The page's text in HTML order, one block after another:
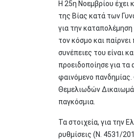
Η 25η Νοεμβρίου
της Βίας κατά των
για την καταπολέμηση
τον κόσμο και
συνέπειες του είναι
προειδοποίησε για
φαινόμενο πανδημίας.
Θεμελιωδών
παγκόσμια.
Τα στοιχεία, για την
ρυθμίσεις (Ν. 4531/